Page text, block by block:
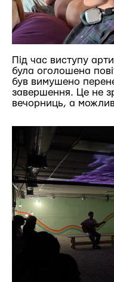
Під час виступу
була оголошена
був вимушено
завершення. Це не
вечорниць, а